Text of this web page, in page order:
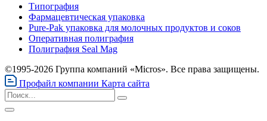
Типография
Фармацевтическая упаковка
Pure-Pak упаковка для молочных продуктов и соков
Оперативная полиграфия
Полиграфия Seal Mag
©1995-2026 Группа компаний «Micros». Все права защищены.
Профайл компании Карта сайта